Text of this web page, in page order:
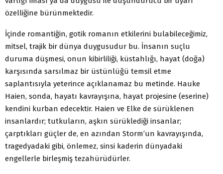
özelliğine bürünmektedir.
İçinde romantiğin, gotik romanın etkilerini bulabileceğimiz,
mitsel, trajik bir dünya duygusudur bu. İnsanın suçlu
duruma düşmesi, onun kibirliliği, küstahlığı, hayat (doğa)
karşısında sarsılmaz bir üstünlüğü temsil etme
saplantısıyla yeterince açıklanamaz bu metinde. Hauke
Haien, sonda, hayatı kavrayışına, hayat projesine (eserine)
kendini kurban edecektir. Haien ve Elke de sürüklenen
insanlardır; tutkuların, aşkın sürüklediği insanlar;
çarptıkları güçler de, en azından Storm’un kavrayışında,
tragedyadaki gibi, önlemez, sinsi kaderin dünyadaki
engellerle birleşmiş tezahürüdürler.